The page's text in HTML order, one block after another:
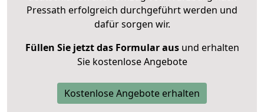
Pressath erfolgreich durchgeführt werden und
dafür sorgen wir.
Füllen Sie jetzt das Formular ausund erhalten
Sie kostenlose Angebote
Kostenlose Angebote erhalten